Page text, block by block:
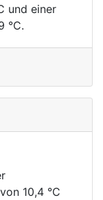
und einer
°C.
10,4 °C